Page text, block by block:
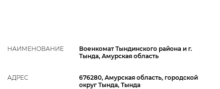
НАИМЕНОВАНИЕ
Военкомат Тындинского района и г.
Тында, Амурская область
АДРЕС
676280, Амурская область, городской
округ Тында, Тында